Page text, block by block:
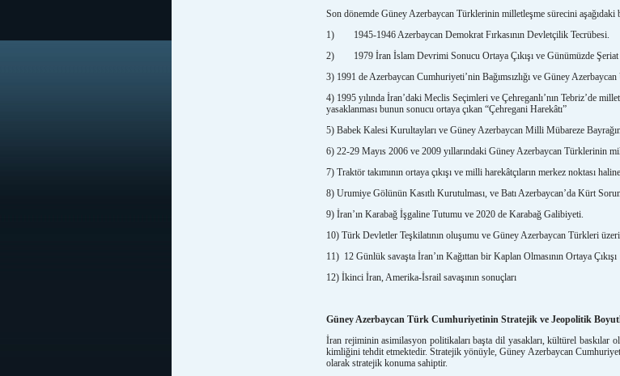
Son dönemde Güney Azerbaycan Türklerinin milletleşme sürecini aşağıdaki
1) 1945-1946 Azerbaycan Demokrat Fırkasının Devletçilik Tecrübesi.
2) 1979 İran İslam Devrimi Sonucu Ortaya Çıkışı ve Günümüzde Şeriat
3) 1991 de Azerbaycan Cumhuriyeti’nin Bağımsızlığı ve Güney
4) 1995 yılında İran’daki Meclis Seçimleri ve Çehreganlı’nın Tebriz’de
yasaklanması bunun sonucu ortaya çıkan “Çehregani Harekâtı”
5) Babek Kalesi Kurultayları ve Güney Azerbaycan Milli Mübareze
6) 22-29 Mayıs 2006 ve 2009 yıllarındaki Güney Azerbaycan Türklerinin
7) Traktör takımının ortaya çıkışı ve milli harekâtçıların merkez noktası
8) Urumiye Gölünün Kasıtlı Kurutulması, ve Batı Azerbaycan’da Kürt
9) İran’ın Karabağ İşgaline Tutumu ve 2020 de Karabağ Galibiyeti.
10) Türk Devletler Teşkilatının oluşumu ve Güney Azerbaycan Türkleri
11) 12 Günlük savaşta İran’ın Kağıttan bir Kaplan Olmasının Ortaya Çıkışı
12) İkinci İran, Amerika-İsrail savaşının sonuçları
Güney Azerbaycan Türk Cumhuriyetinin Stratejik ve Jeopolitik
İran rejiminin asimilasyon politikaları başta dil yasakları, kültürel baskılar
kimliğini tehdit etmektedir. Stratejik yönüyle, Güney Azerbaycan
olarak stratejik konuma sahiptir.